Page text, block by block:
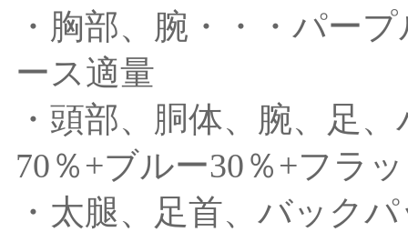
・胸部、腕・・・パー
ース適量
・頭部、胴体、腕、足
70％+ブルー30％+フラ
・太腿、足首、バック